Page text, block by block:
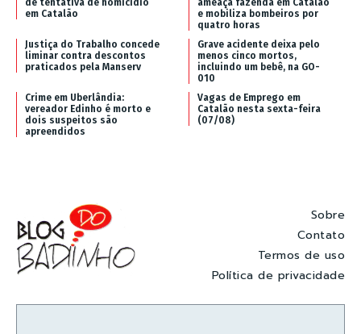
de tentativa de homicídio
em Catalão
ameaça fazenda em Catalão
e mobiliza bombeiros por
quatro horas
Justiça do Trabalho concede
liminar contra descontos
praticados pela Manserv
Grave acidente deixa pelo
menos cinco mortos,
incluindo um bebê, na GO-
010
Crime em Uberlândia:
vereador Edinho é morto e
dois suspeitos são
apreendidos
Vagas de Emprego em
Catalão nesta sexta-feira
(07/08)
Sobre
Contato
Termos de uso
Política de privacidade